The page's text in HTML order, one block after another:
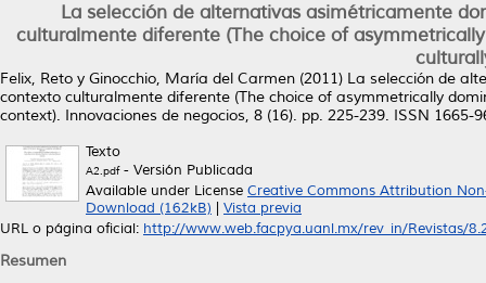
La selección de alternativas asimétricamente
culturalmente diferente (The choice of
Felix, Reto y Ginocchio, María del Carmen (2011) La selección de
contexto culturalmente diferente (The choice of asymmetrically
context). Innovaciones de negocios, 8 (16). pp. 225-239. ISSN 1665-
Texto
A2.pdf- Versión Publicada
Available under License Creative Commons Attribution
Download (162kB)
Vista previa
URL o página oficial: http://www.web.facpya.uanl.mx/rev_in/Revistas/
Resumen